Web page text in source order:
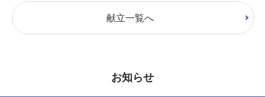
献立一覧へ
お知らせ